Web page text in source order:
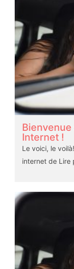
Internet !
Le voici, le
internet de Lire